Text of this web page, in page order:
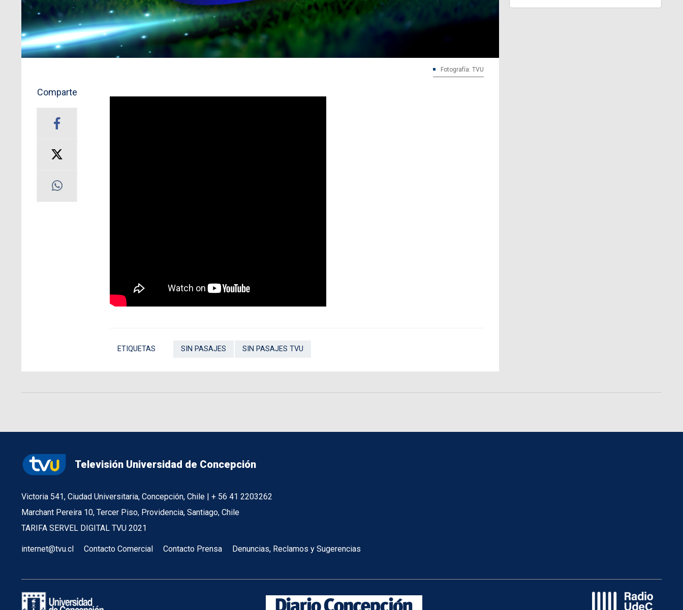
Fotografía: TVU
Comparte
ETIQUETAS SIN PASAJES SIN PASAJES TVU
Televisión Universidad de Concepción
Victoria 541, Ciudad Universitaria, Concepción, Chile | + 56 41 2203262
Marchant Pereira 10, Tercer Piso, Providencia, Santiago, Chile
TARIFA SERVEL DIGITAL TVU 2021
internet@tvu.cl Contacto Comercial Contacto Prensa Denuncias, Reclamos y Sugerencias